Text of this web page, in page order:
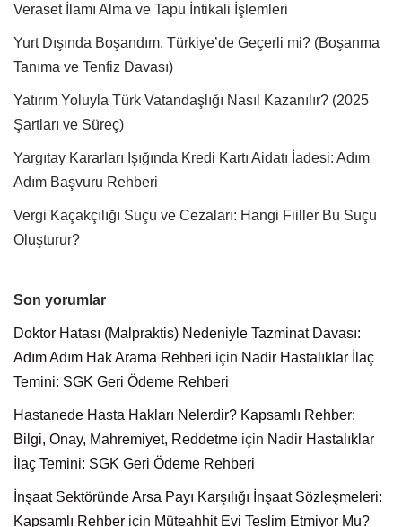
Veraset İlamı Alma ve Tapu İntikali İşlemleri
Yurt Dışında Boşandım, Türkiye’de Geçerli mi? (Boşanma
Tanıma ve Tenfiz Davası)
Yatırım Yoluyla Türk Vatandaşlığı Nasıl Kazanılır? (2025
Şartları ve Süreç)
Yargıtay Kararları Işığında Kredi Kartı Aidatı İadesi: Adım
Adım Başvuru Rehberi
Vergi Kaçakçılığı Suçu ve Cezaları: Hangi Fiiller Bu Suçu
Oluşturur?
Son yorumlar
Doktor Hatası (Malpraktis) Nedeniyle Tazminat Davası:
Adım Adım Hak Arama Rehberi için Nadir Hastalıklar İlaç
Temini: SGK Geri Ödeme Rehberi
Hastanede Hasta Hakları Nelerdir? Kapsamlı Rehber:
Bilgi, Onay, Mahremiyet, Reddetme için Nadir Hastalıklar
İlaç Temini: SGK Geri Ödeme Rehberi
İnşaat Sektöründe Arsa Payı Karşılığı İnşaat Sözleşmeleri:
Kapsamlı Rehber için Müteahhit Evi Teslim Etmiyor Mu?